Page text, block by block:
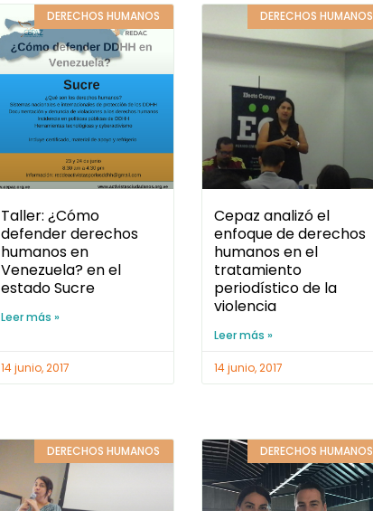
DERECHOS HUMANOS
Taller: ¿Cómo
defender derechos
humanos en
Venezuela? en el
estado Sucre
Leer más »
14 junio, 2017
DERECHOS HUMANOS
Cepaz analizó el
enfoque de derechos
humanos en el
tratamiento
periodístico de la
violencia
Leer más »
14 junio, 2017
DERECHOS HUMANOS DERECHOS HUMANOS